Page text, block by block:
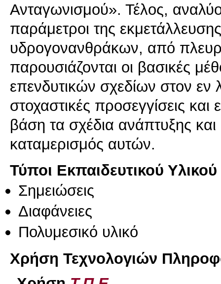
Ανταγωνισμού». Τέλος,
παράμετροι της
υδρογονανθράκων, από
παρουσιάζονται οι βασικές
επενδυτικών σχεδίων στον εν
στοχαστικές προσεγγίσεις
βάση τα σχέδια ανάπτυξης
καταμερισμός αυτών.
Τύποι Εκπαιδευτικού Υλικού
Σημειώσεις
Διαφάνειες
Πολυμεσικό υλικό
Χρήση Τεχνολογιών